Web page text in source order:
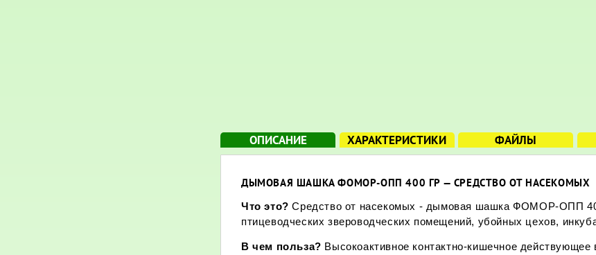
ОПИСАНИЕ ХАРАКТЕРИСТИКИ ФАЙЛЫ
ДЫМОВАЯ ШАШКА ФОМОР-ОПП 400 ГР — СРЕДСТВО ОТ НАСЕКОМЫХ
Что это?Средство от насекомых - дымовая шашка ФОМОР-ОПП
птицеводческих звероводческих помещений, убойных цехов,
В чем польза? Высокоактивное контактно-кишечное